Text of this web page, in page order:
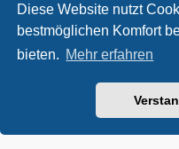
Diese Website nutzt
bestmöglichen Komfort
bieten. Mehr erfahren